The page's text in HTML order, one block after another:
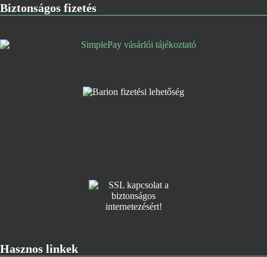
Biztonságos fizetés
Hasznos linkek